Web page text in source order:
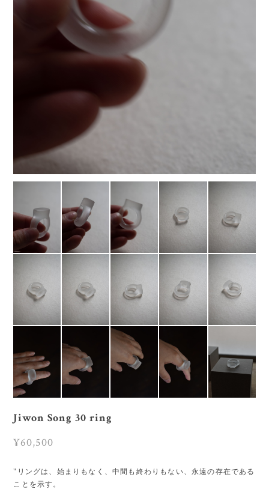
Jiwon Song 30 ring
¥60,500
"リングは、始まりもなく、中間も終わりもない、永遠の存在である
ことを示す。